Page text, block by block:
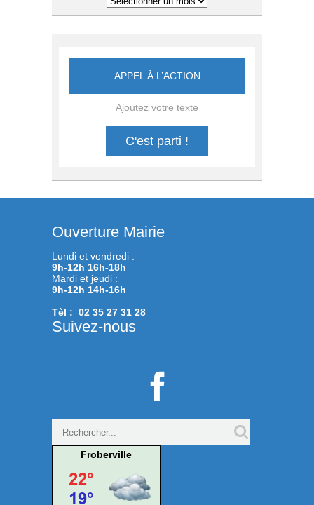
APPEL À L’ACTION
Ajoutez votre texte
C'est parti !
Ouverture Mairie
Lundi et vendredi :
9h-12h 16h-18h
Mardi et jeudi :
9h-12h 14h-16h
Tèl : 02 35 27 31 28
Suivez-nous

Froberville